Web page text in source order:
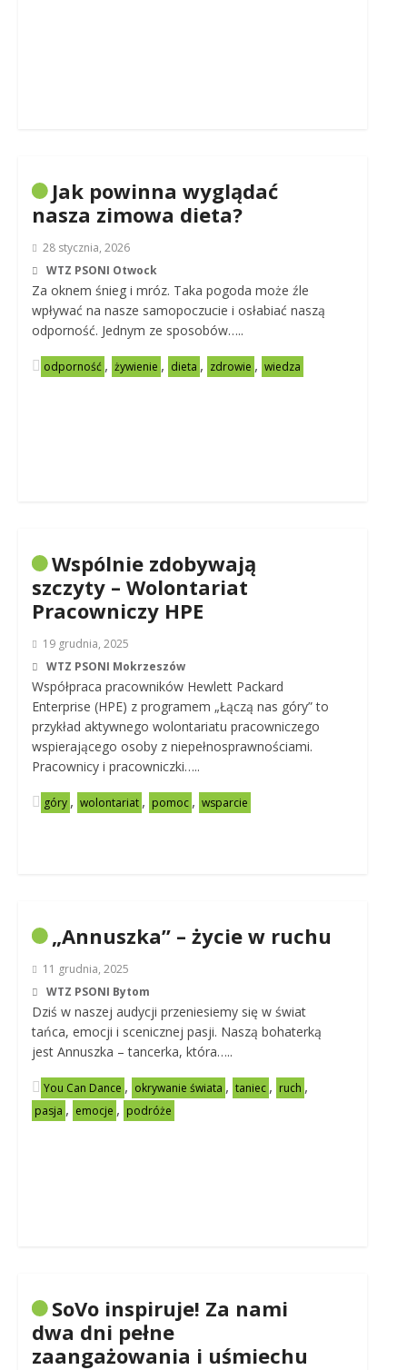
Jak powinna wyglądać
nasza zimowa dieta?
28 stycznia, 2026
WTZ PSONI Otwock
Za oknem śnieg i mróz. Taka pogoda może źle
wpływać na nasze samopoczucie i osłabiać naszą
odporność. Jednym ze sposobów…..
odporność , żywienie , dieta , zdrowie , wiedza
Wspólnie zdobywają
szczyty – Wolontariat
Pracowniczy HPE
19 grudnia, 2025
WTZ PSONI Mokrzeszów
Współpraca pracowników Hewlett Packard
Enterprise (HPE) z programem „Łączą nas góry” to
przykład aktywnego wolontariatu pracowniczego
wspierającego osoby z niepełnosprawnościami.
Pracownicy i pracowniczki…..
góry , wolontariat , pomoc , wsparcie
„Annuszka” – życie w ruchu
11 grudnia, 2025
WTZ PSONI Bytom
Dziś w naszej audycji przeniesiemy się w świat
tańca, emocji i scenicznej pasji. Naszą bohaterką
jest Annuszka – tancerka, która…..
You Can Dance , okrywanie świata , taniec , ruch ,
pasja , emocje , podróże
SoVo inspiruje! Za nami
dwa dni pełne
zaangażowania i uśmiechu